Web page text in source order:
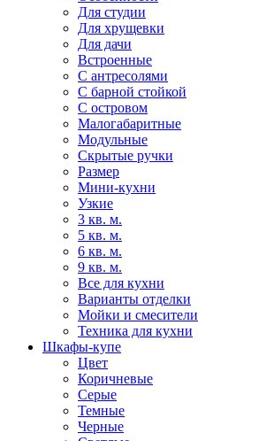
Для студии
Для хрущевки
Для дачи
Встроенные
С антресолями
С барной стойкой
С островом
Малогабаритные
Модульные
Скрытые ручки
Размер
Мини-кухни
Узкие
3 кв. м.
5 кв. м.
6 кв. м.
9 кв. м.
Все для кухни
Варианты отделки
Мойки и смесители
Техника для кухни
Шкафы-купе
Цвет
Коричневые
Серые
Темные
Черные